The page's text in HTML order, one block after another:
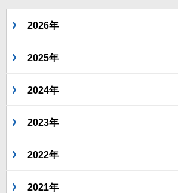
2026年
2025年
2024年
2023年
2022年
2021年